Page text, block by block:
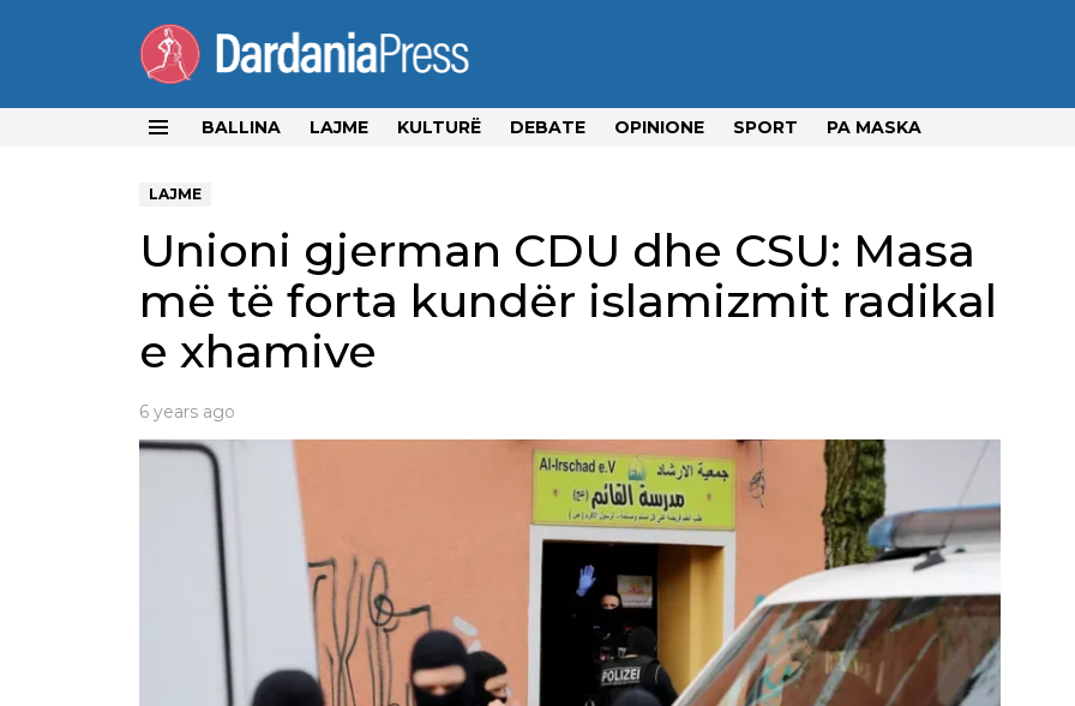
BALLINA LAJME KULTURË DEBATE OPINIONE SPORT PA MASKA
LAJME
Unioni gjerman CDU dhe CSU: Masa
më të forta kundër islamizmit radikal
e xhamive
6 years ago